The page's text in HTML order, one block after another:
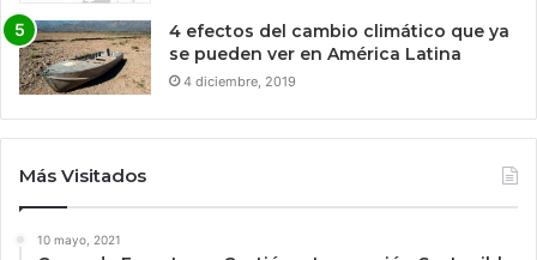
4 efectos del cambio climático que ya
se pueden ver en América Latina
4 diciembre, 2019
Más Visitados
10 mayo, 2021